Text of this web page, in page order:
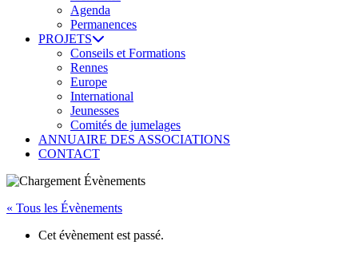
Agenda
Permanences
PROJETS
Conseils et Formations
Rennes
Europe
International
Jeunesses
Comités de jumelages
ANNUAIRE DES ASSOCIATIONS
CONTACT
« Tous les Évènements
Cet évènement est passé.